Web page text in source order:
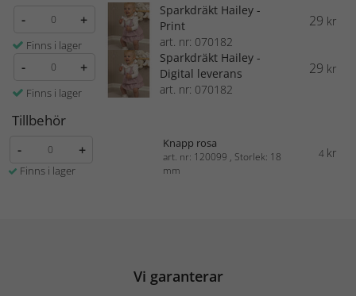
- +
Finns i lager
Sparkdräkt Hailey -
Print
art. nr: 070182
29 kr
- +
Finns i lager
Sparkdräkt Hailey -
Digital leverans
art. nr: 070182
29 kr
Tillbehör
- +
Finns i lager
Knapp rosa
art. nr: 120099 , Storlek: 18
mm
4 kr
Vi garanterar